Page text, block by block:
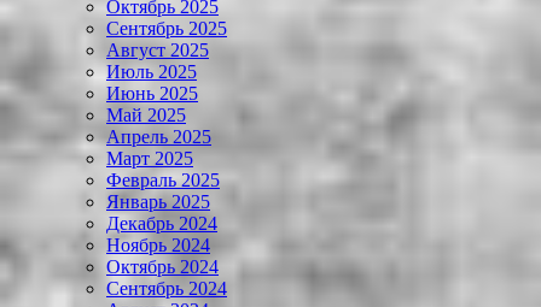
Октябрь 2025
Сентябрь 2025
Август 2025
Июль 2025
Июнь 2025
Май 2025
Апрель 2025
Март 2025
Февраль 2025
Январь 2025
Декабрь 2024
Ноябрь 2024
Октябрь 2024
Сентябрь 2024